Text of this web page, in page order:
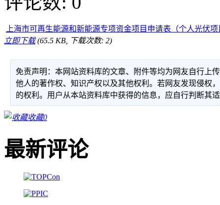
上海市可再生能源和新能源专项资金项目申请表（个人光伏项
立即下载(65.5 KB, 下载次数: 2)
免责声明：本网站资料库的文章、附件等均为网友自行上
他人的著作权、知识产权以及其他权利。若网友发现侵权
的权利。用户从本站资料库中获得的信息，应自行判断其
收藏0
最新评论